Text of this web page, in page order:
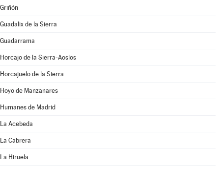
Griñón
Guadalix de la Sierra
Guadarrama
Horcajo de la Sierra-Aoslos
Horcajuelo de la Sierra
Hoyo de Manzanares
Humanes de Madrid
La Acebeda
La Cabrera
La Hiruela